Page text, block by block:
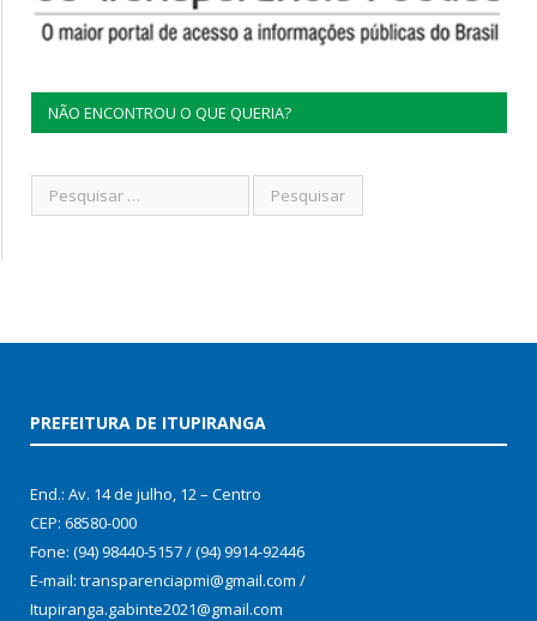
NÃO ENCONTROU O QUE QUERIA?
PREFEITURA DE ITUPIRANGA
End.: Av. 14 de julho, 12 – Centro
CEP: 68580-000
Fone: (94) 98440-5157 / (94) 9914-92446
E-mail: transparenciapmi@gmail.com /
Itupiranga.gabinte2021@gmail.com